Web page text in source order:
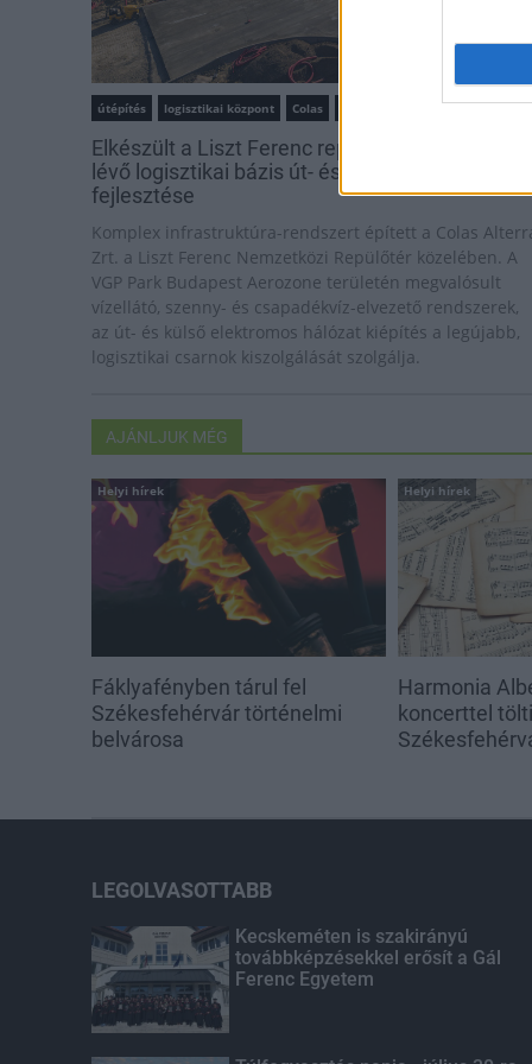
útépítés logisztikai központ Colas Colas Alterra Zrt.
Elkészült a Liszt Ferenc repülőtér közelében
lévő logisztikai bázis út- és közműhálózatának
fejlesztése
Komplex infrastruktúra-rendszert épített a Colas
Zrt. a Liszt Ferenc Nemzetközi Repülőtér közelében. A
VGP Park Budapest Aerozone területén megvalósult
vízellátó, szenny- és csapadékvíz-elvezető rendszerek,
az út- és külső elektromos hálózat kiépítés a legújabb,
logisztikai csarnok kiszolgálását szolgálja.
AJÁNLJUK MÉG
Helyi hírek
Fáklyafényben tárul fel
Székesfehérvár történelmi
belvárosa
Helyi hírek
Harmonia
koncerttel
LEGOLVASOTTABB
Kecskeméten is szakirányú
továbbképzésekkel erősít a Gál
Ferenc Egyetem